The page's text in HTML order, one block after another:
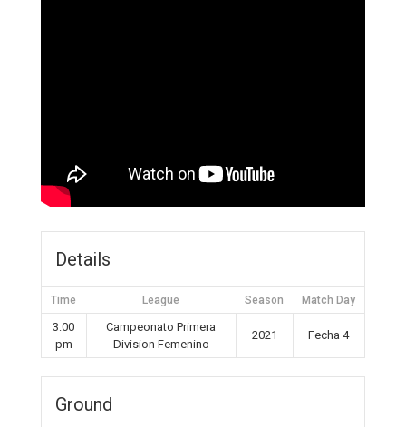
Details
Time League Season Match Day
3:00
pm
Campeonato Primera
Division Femenino
2021 Fecha 4
Ground